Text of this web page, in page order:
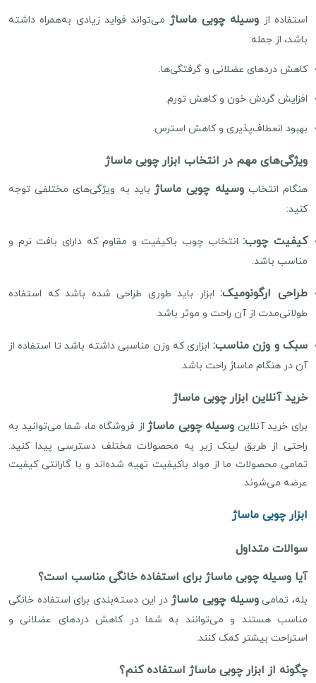
استفاده از وسیله چوبی ماساژ می‌تواند فواید زیادی به‌همراه داشته
باشد، از جمله:
کاهش دردهای عضلانی و گرفتگی‌ها.
افزایش گردش خون و کاهش تورم.
بهبود انعطاف‌پذیری و کاهش استرس.
ویژگی‌های مهم در انتخاب ابزار چوبی ماساژ
هنگام انتخابوسیله چوبی ماساژ باید به ویژگی‌های مختلفی توجه
کنید:
کیفیت چوب:انتخاب چوب باکیفیت و مقاوم که دارای بافت نرم و
مناسب باشد.
طراحی ارگونومیک:ابزار باید طوری طراحی شده باشد که استفاده
طولانی‌مدت از آن راحت و موثر باشد.
سبک و وزن مناسب: ابزاری که وزن مناسبی داشته باشد تا استفاده از
آن در هنگام ماساژ راحت باشد.
خرید آنلاین ابزار چوبی ماساژ
برای خرید آنلاین وسیله چوبی ماساژ از فروشگاه ما، شما می‌توانید به
راحتی از طریق لینک زیر به محصولات مختلف دسترسی پیدا کنید.
تمامی محصولات ما از مواد باکیفیت تهیه شده‌اند و با گارانتی کیفیت
عرضه می‌شوند.
ابزار چوبی ماساژ
سوالات متداول
آیا وسیله چوبی ماساژ برای استفاده خانگی مناسب است؟
بله، تمامیوسیله چوبی ماساژ در این دسته‌بندی برای استفاده خانگی
مناسب هستند و می‌توانند به شما در کاهش دردهای عضلانی و
استراحت بیشتر کمک کنند.
چگونه از ابزار چوبی ماساژ استفاده کنم؟